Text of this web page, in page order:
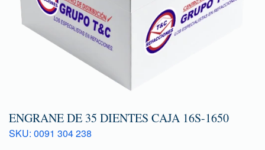
ENGRANE DE 35 DIENTES CAJA 16S-1650
SKU: 0091 304 238